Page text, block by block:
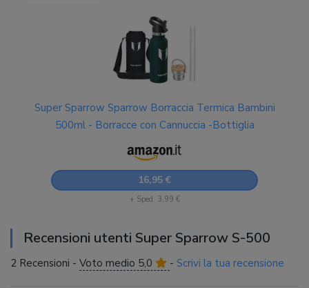
Super Sparrow Sparrow Borraccia Termica Bambini
500ml - Borracce con Cannuccia -Bottiglia
16,95 €
+ Sped. 3,99 €
Recensioni utenti Super Sparrow S-500
2 Recensioni - Voto medio 5,0 - Scrivi la tua recensione